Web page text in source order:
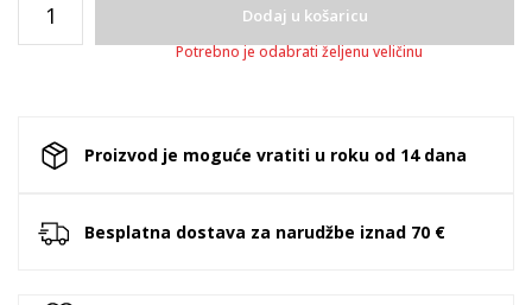
Dodaj u košaricu
Potrebno je odabrati željenu veličinu
Proizvod je moguće vratiti u roku od 14 dana
Besplatna dostava za narudžbe iznad 70 €